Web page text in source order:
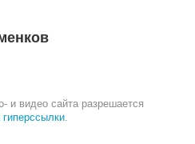
и видео сайта разрешается
гиперссылки